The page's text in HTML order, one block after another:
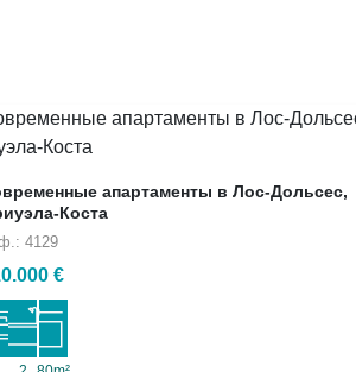
апартаменты в Лос-Дольсес,
Коста
4129
€